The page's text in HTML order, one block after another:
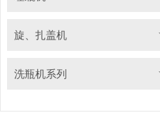
旋、扎盖机
洗瓶机系列